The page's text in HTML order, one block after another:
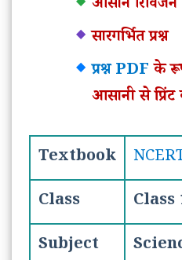
आसान रिविजन
सारगर्भित प्रश्न
प्रश्न PDFके
आसानी से
Textbook
Class
Class
Subject